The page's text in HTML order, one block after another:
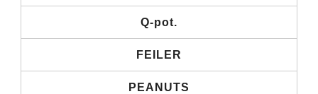
Q-pot.
FEILER
PEANUTS